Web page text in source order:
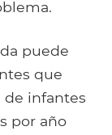
puede
que
de infantes
por año